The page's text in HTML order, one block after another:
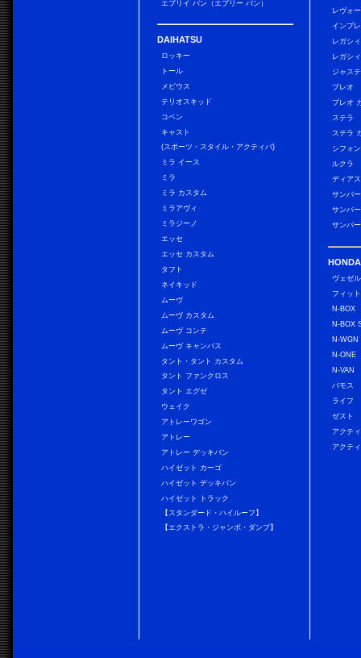
エブリイ バン（エブリー バン）
DAIHATSU
ロッキー
トール
メビウス
テリオスキッド
コペン
キャスト
(スポーツ・スタイル・アクティバ)
ミラ イース
ミラ
ミラ カスタム
ミラアヴィ
ミラジーノ
エッセ
エッセ カスタム
タフト
ネイキッド
ムーヴ
ムーヴ カスタム
ムーヴ コンテ
ムーヴ キャンバス
タント・タント カスタム
タント ファンクロス
タント エグゼ
ウェイク
アトレーワゴン
アトレー
アトレー デッキバン
ハイゼット カーゴ
ハイゼット デッキバン
ハイゼット トラック
【スタンダード・ハイルーフ】
【エクストラ・ジャンボ・ダンプ】
レヴォ
インプ
レガシ
レガシ
ジャス
プレオ
プレオ
ステラ
ステラ
シフォ
ルクラ
ディア
サンバ
サンバ
サンバ
HONDA
ヴェゼル
フィット
N-BOX
N-BOX
N-WGN
N-ONE
N-VAN
バモス
ライフ
ゼスト
アクテ
アクテ